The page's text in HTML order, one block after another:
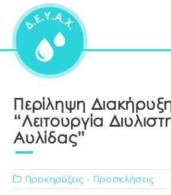
Περίληψη
“Λειτουργία
Αυλίδας”
Προκηρύξεις - Προσκλήσεις